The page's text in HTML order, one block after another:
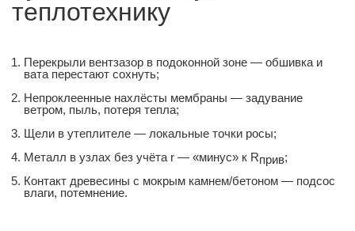
теплотехнику
Перекрыли вентзазор в подоконной зоне — обшивка и
вата перестают сохнуть;
Непроклеенные нахлёсты мембраны — задувание
ветром, пыль, потеря тепла;
Щели в утеплителе — локальные точки росы;
Металл в узлах без учёта r — «минус» к Rприв;
Контакт древесины с мокрым камнем/бетоном — подсос
влаги, потемнение.